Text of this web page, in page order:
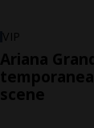
VIP
Ariana
scene